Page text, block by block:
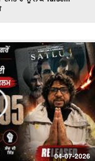
04-07-2026